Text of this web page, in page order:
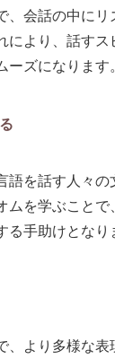
、会話の中にリ
により、話すス
ーズになります
語を話す人々の
ムを学ぶことで
手助けとなり
、より多様な表